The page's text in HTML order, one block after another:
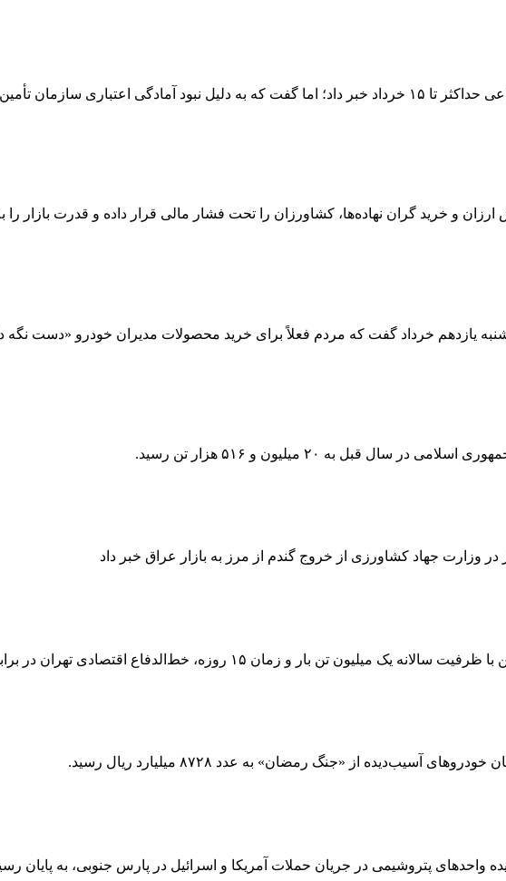
سخنگوی کمیسیون اجتماعی مجلس از صدور احکام حقوق بازنشستگان تأمین اجتماعی حداکثر تا ۱۵ خرداد خبر داد؛ اما گفت که به دلیل
و خرید گران نهاده‌ها، کشاورزان را تحت فشار مالی قرار داده و قدرت بازار
یازدهم خرداد گفت که مردم فعلاً برای خرید محصولات مدیران خودرو «دست نگه
به ۲۰ میلیون و ۵۱۶ هزار تن رسید.
وزارت جهاد کشاورزی از خروج گندم از مرز به بازار عراق خبر داد
روزه، خط‌الدفاع اقتصادی تهران در برابر محاصره ترامپ شده است
از «جنگ رمضان» به عدد ۸۷۲۸ میلیارد ریال رسید.
واحدهای پتروشیمی در جریان حملات آمریکا و اسرائیل در پارس جنوبی، به پایان